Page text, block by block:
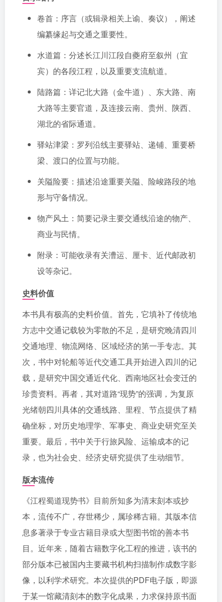
卷首：序言（或辑录相关上谕、奏议），阐述
编纂缘起与交通之重要性。
水道篇：分述长江川江段自夔府至叙州（宜
宾）的各段江程，以及重要支流航道。
陆路篇：详记北大路（金牛道）、东大路、南
大路等主要官道，及连接云南、贵州、陕西、
湖北的省际通道。
驿站津梁：罗列沿线主要驿站、递铺、重要桥
梁、渡口的位置与功能。
关隘险要：描述沿途重要关隘、险峻路段的地
形与守备情况。
物产风土：简要记录主要交通线沿途的物产、
商业与民情。
附录：可能收录有关漕运、厘卡、近代邮政初
设等杂记。
史料价值
本书具有极高的史料价值。首先，它填补了传统地
方志中交通记载较为零散的不足，是研究晚清四川
交通地理、物流网络、区域经济的第一手专志。其
次，书中对轮船等近代交通工具开始进入四川的记
载，是研究中国交通近代化、西南地区社会变迁的
珍贵资料。再者，其对道路“现势”的强调，为复原
光绪朝四川具体的交通线路、里程、节点提供了精
确坐标，对历史地理学、军事史、商业史研究至关
重要。最后，书中关于行旅风险、运输成本的记
录，也为社会史、经济史研究提供了生动细节。
版本流传
《江程蜀道现势书》目前所知多为清末刻本或抄
本，流传不广，存世稀少，属珍稀古籍。其版本信
息多著录于专业古籍目录或大型图书馆的善本书
目。近年来，随着古籍数字化工程的推进，该书的
部分版本已被国内主要藏书机构扫描制作成数字影
像，以利学术研究。本次提供的PDF电子版，即源
于某一馆藏清刻本的数字化成果，力求保持原书面